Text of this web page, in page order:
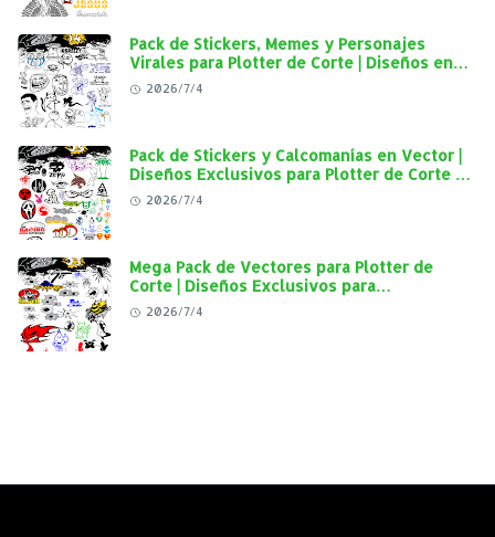
Pack de Stickers, Memes y Personajes
Virales para Plotter de Corte | Diseños en
Alta Calidad
2026/7/4
Pack de Stickers y Calcomanías en Vector |
Diseños Exclusivos para Plotter de Corte y
Personalización Automotriz
2026/7/4
Mega Pack de Vectores para Plotter de
Corte | Diseños Exclusivos para
Personalización Automotriz
2026/7/4